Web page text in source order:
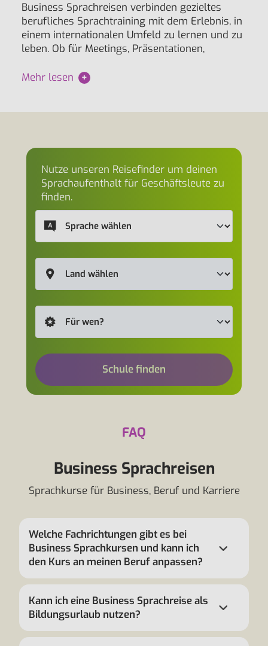
Business Sprachreisen verbinden gezieltes
berufliches Sprachtraining mit dem Erlebnis, in
einem internationalen Umfeld zu lernen und zu
leben. Ob für Meetings, Präsentationen,
Mehr lesen +
Nutze unseren Reisefinder um deinen
Sprachaufenthalt für Geschäftsleute zu
finden.
Schule finden
FAQ
Business Sprachreisen
Sprachkurse für Business, Beruf und Karriere
Welche Fachrichtungen gibt es bei
Business Sprachkursen und kann ich
den Kurs an meinen Beruf anpassen?
Kann ich eine Business Sprachreise als
Bildungsurlaub nutzen?